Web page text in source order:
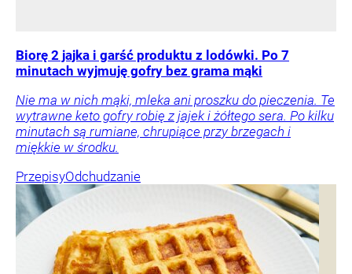
Biorę 2 jajka i garść produktu z lodówki. Po 7
minutach wyjmuję gofry bez grama mąki
Nie ma w nich mąki, mleka ani proszku do pieczenia. Te
wytrawne keto gofry robię z jajek i żółtego sera. Po kilku
minutach są rumiane, chrupiące przy brzegach i
miękkie w środku.
PrzepisyOdchudzanie